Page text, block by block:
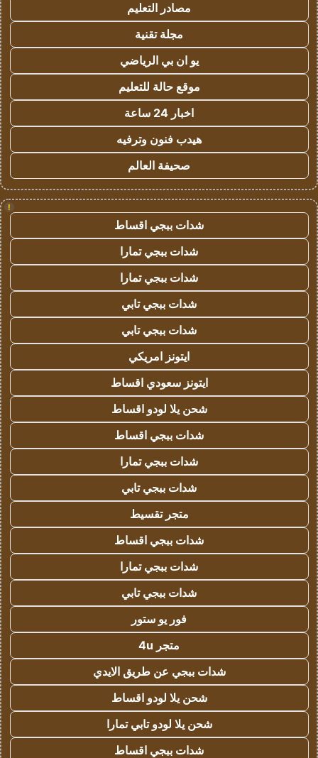
مصادر التعليم
مجلة تقنية
يو ان بي الرياضي
موقع حالة للتعليم
اخبار 24 ساعة
هيدب فنون وترفيه
صحيفة العالم
!
شدات ببجي اقساط
شدات ببجي تمارا
شدات ببجي تمارا
شدات ببجي تابي
شدات ببجي تابي
ايتونز امريكي
ايتونز سعودي اقساط
شحن يلا لودو اقساط
شدات ببجي اقساط
شدات ببجي تمارا
شدات ببجي تابي
متجر تقسيط
شدات ببجي اقساط
شدات ببجي تمارا
شدات ببجي تابي
فور يو ستور
متجر 4u
شدات ببجي عن طريق الايدي
شحن يلا لودو اقساط
شحن يلا لودو تابي تمارا
شدات ببجي اقساط